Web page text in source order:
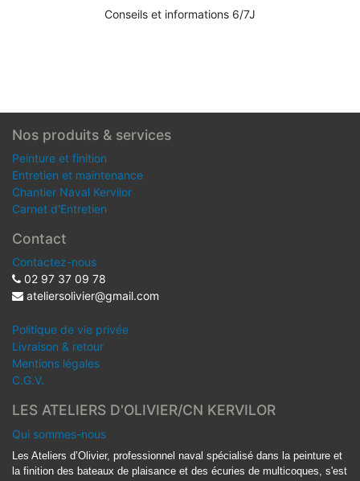
Conseils et informations 6/7J
Nos produits & services
Peinture et finition
Entretien et maintenance
Chantier Naval Kervilor
Carnet d'Entretien
Contact
Contactez-nous
02 97 37 09 78
ateliersolivier@gmail.com
Politique de vie privée
Livraison & retour
Mentions légales
C.G.V.
LES ATELIERS D'OLIVIER/CN KERVILOR
Qui sommes-nous
Les Ateliers d’Olivier, professionnel naval spécialisé dans la peinture et
la finition des bateaux de plaisance et des écuries de multicoques, s'est